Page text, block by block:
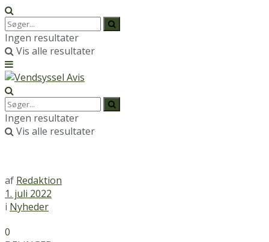
Ingen resultater
Vis alle resultater
Ingen resultater
Vis alle resultater
af Redaktion
1. juli 2022
i Nyheder
0